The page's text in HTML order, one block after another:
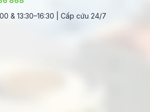
& 13:30–16:30 | Cấp cứu 24/7